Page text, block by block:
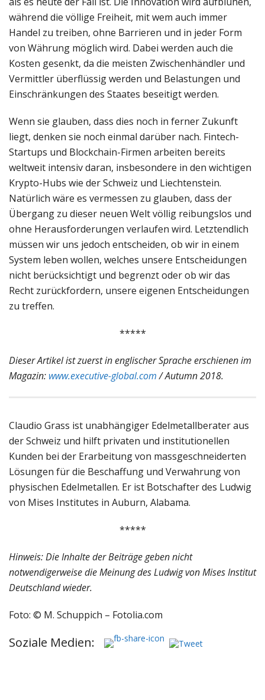
während die völlige Freiheit, mit wem auch immer
Handel zu treiben, ohne Barrieren und in jeder Form
von Währung möglich wird. Dabei werden auch die
Kosten gesenkt, da die meisten Zwischenhändler und
Vermittler überflüssig werden und Belastungen und
Einschränkungen des Staates beseitigt werden.
Wenn sie glauben, dass dies noch in ferner Zukunft
liegt, denken sie noch einmal darüber nach. Fintech-
Startups und Blockchain-Firmen arbeiten bereits
weltweit intensiv daran, insbesondere in den wichtigen
Krypto-Hubs wie der Schweiz und Liechtenstein.
Natürlich wäre es vermessen zu glauben, dass der
Übergang zu dieser neuen Welt völlig reibungslos und
ohne Herausforderungen verlaufen wird. Letztendlich
müssen wir uns jedoch entscheiden, ob wir in einem
System leben wollen, welches unsere Entscheidungen
nicht berücksichtigt und begrenzt oder ob wir das
Recht zurückfordern, unsere eigenen Entscheidungen
zu treffen.
*****
Dieser Artikel ist zuerst in englischer Sprache erschienen im
Magazin: www.executive-global.com/ Autumn 2018.
Claudio Grass ist unabhängiger Edelmetallberater aus
der Schweiz und hilft privaten und institutionellen
Kunden bei der Erarbeitung von massgeschneiderten
Lösungen für die Beschaffung und Verwahrung von
physischen Edelmetallen. Er ist Botschafter des Ludwig
von Mises Institutes in Auburn, Alabama.
*****
Hinweis: Die Inhalte der Beiträge geben nicht
notwendigerweise die Meinung des Ludwig von Mises Institut
Deutschland wieder.
Foto: © M. Schuppich – Fotolia.com
Soziale Medien: